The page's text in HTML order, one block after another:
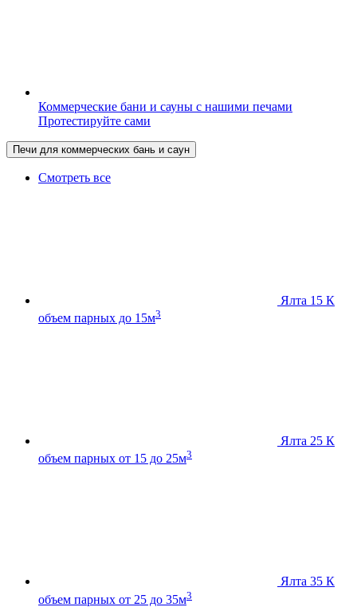
Коммерческие бани и сауны с нашими печами
Протестируйте сами
Печи для коммерческих бань и саун
Смотреть все
Ялта 15 К
объем парных до 15м3
Ялта 25 К
объем парных от 15 до 25м3
Ялта 35 К
объем парных от 25 до 35м3